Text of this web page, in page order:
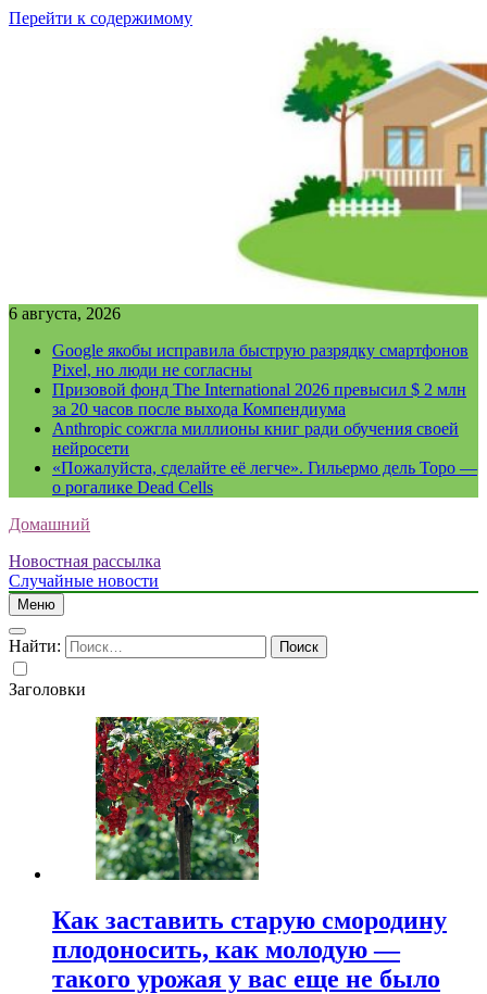
Перейти к содержимому
6 августа, 2026
Google якобы исправила быструю разрядку смартфонов
Pixel, но люди не согласны
Призовой фонд The International 2026 превысил $ 2 млн
за 20 часов после выхода Компендиума
Anthropic сожгла миллионы книг ради обучения своей
нейросети
«Пожалуйста, сделайте её легче». Гильермо дель Торо —
о рогалике Dead Cells
Домашний
Новостная рассылка
Случайные новости
Меню
Найти:
Заголовки
Как заставить старую смородину
плодоносить, как молодую —
такого урожая у вас еще не было